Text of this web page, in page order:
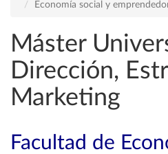
Economía social y
Máster
Dirección,
Marketing
Facultad de